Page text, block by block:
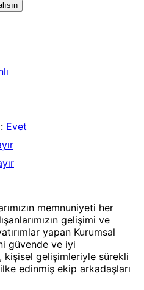
: Evet
memnuniyeti her
gelişimi ve
yapan Kurumsal
güvende ve iyi
gelişimleriyle sürekli
edinmiş ekip arkadaşları